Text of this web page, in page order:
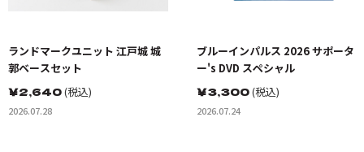
ランドマークユニット 江戸城 城
郭ベースセット
￥2,640(税込)
2026.07.28
ブルーインパルス 2026 サポータ
ー's DVD スペシャル
￥3,300(税込)
2026.07.24